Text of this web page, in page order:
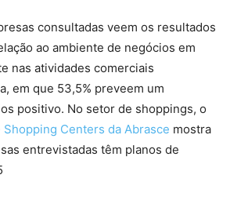
consultadas veem os resultados
ao ambiente de negócios em
nas atividades comerciais
em que 53,5% preveem um
positivo. No setor de shoppings, o
Centers da Abrasce mostra
entrevistadas têm planos de